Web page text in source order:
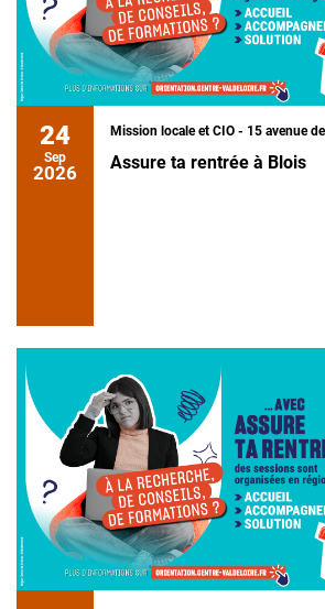
24
Sep
2026
Mission locale et CIO - 15 avenue
Assure ta rentrée à Blois